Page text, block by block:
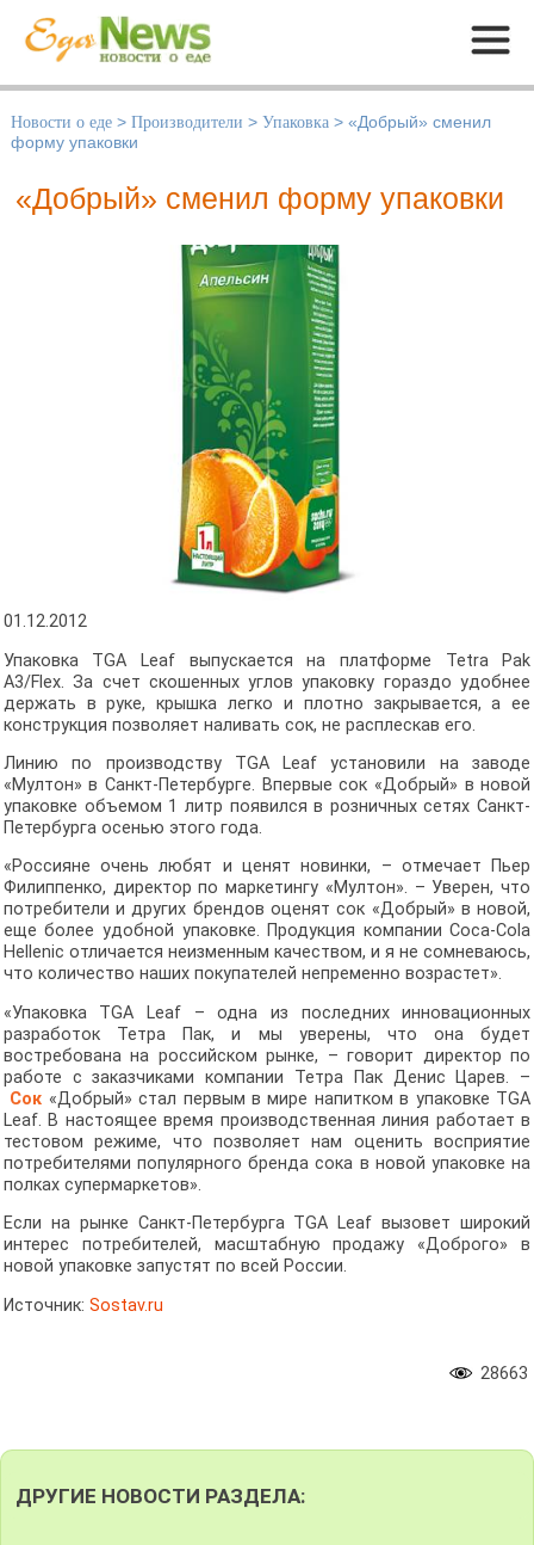
Меню
Новости о еде > Производители > Упаковка > «Добрый» сменил
форму упаковки
«Добрый» сменил форму упаковки
01.12.2012
Упаковка TGA Leaf выпускается на платформе Tetra Pak
A3/Flex. За счет скошенных углов упаковку гораздо удобнее
держать в руке, крышка легко и плотно закрывается, а ее
конструкция позволяет наливать сок, не расплескав его.
Линию по производству TGA Leaf установили на заводе
«Мултон» в Санкт-Петербурге. Впервые сок «Добрый» в новой
упаковке объемом 1 литр появился в розничных сетях Санкт-
Петербурга осенью этого года.
«Россияне очень любят и ценят новинки, – отмечает Пьер
Филиппенко, директор по маркетингу «Мултон». – Уверен, что
потребители и других брендов оценят сок «Добрый» в новой,
еще более удобной упаковке. Продукция компании Coca-Cola
Hellenic отличается неизменным качеством, и я не сомневаюсь,
что количество наших покупателей непременно возрастет».
«Упаковка TGA Leaf – одна из последних инновационных
разработок Тетра Пак, и мы уверены, что она будет
востребована на российском рынке, – говорит директор по
работе с заказчиками компании Тетра Пак Денис Царев. –
Сок «Добрый» стал первым в мире напитком в упаковке TGA
Leaf. В настоящее время производственная линия работает в
тестовом режиме, что позволяет нам оценить восприятие
потребителями популярного бренда сока в новой упаковке на
полках супермаркетов».
Если на рынке Санкт-Петербурга TGA Leaf вызовет широкий
интерес потребителей, масштабную продажу «Доброго» в
новой упаковке запустят по всей России.
Источник: Sostav.ru
28663
ДРУГИЕ НОВОСТИ РАЗДЕЛА: